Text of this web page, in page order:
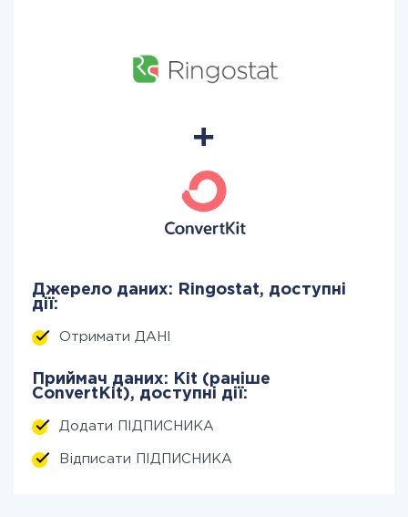
Джерело даних: Ringostat, доступні
дії:
Отримати ДАНІ
Приймач даних: Kit (раніше
ConvertKit), доступні дії:
Додати ПІДПИСНИКА
Відписати ПІДПИСНИКА